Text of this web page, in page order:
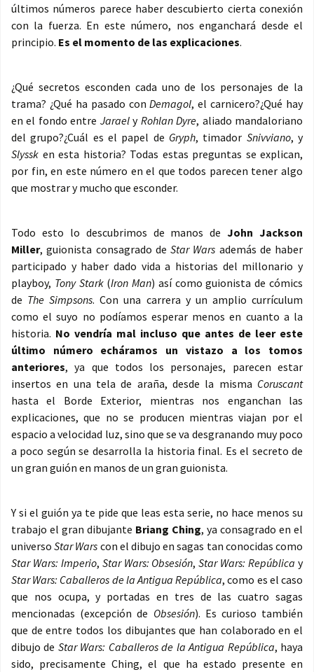
últimos números parece haber descubierto cierta conexión
con la fuerza. En este número, nos enganchará desde el
principio. Es el momento de las explicaciones.
¿Qué secretos esconden cada uno de los personajes de la
trama? ¿Qué ha pasado conDemagol, el carnicero?¿Qué hay
en el fondo entre Jaraely Rohlan Dyre, aliado mandaloriano
del grupo?¿Cuál es el papel de Gryph, timador Snivviano, y
Slyssk en esta historia? Todas estas preguntas se explican,
por fin, en este número en el que todos parecen tener algo
que mostrar y mucho que esconder.
Todo esto lo descubrimos de manos deJohn Jackson
Miller, guionista consagrado de Star Wars además de haber
participado y haber dado vida a historias del millonario y
playboy, Tony Stark(Iron Man) así como guionista de cómics
de The Simpsons. Con una carrera y un amplio currículum
como el suyo no podíamos esperar menos en cuanto a la
historia. No vendría mal incluso que antes de leer este
último número echáramos un vistazo a los tomos
anteriores, ya que todos los personajes, parecen estar
insertos en una tela de araña, desde la misma Coruscant
hasta el Borde Exterior, mientras nos enganchan las
explicaciones, que no se producen mientras viajan por el
espacio a velocidad luz, sino que se va desgranando muy poco
a poco según se desarrolla la historia final. Es el secreto de
un gran guión en manos de un gran guionista.
Y si el guión ya te pide que leas esta serie, no hace menos su
trabajo el gran dibujante Briang Ching, ya consagrado en el
universoStar Wars con el dibujo en sagas tan conocidas como
Star Wars: Imperio, Star Wars: Obsesión,Star Wars: República y
Star Wars: Caballeros de la Antigua República, como es el caso
que nos ocupa, y portadas en tres de las cuatro sagas
mencionadas (excepción de Obsesión). Es curioso también
que de entre todos los dibujantes que han colaborado en el
dibujo de Star Wars: Caballeros de la Antigua República, haya
sido, precisamente Ching, el que ha estado presente en